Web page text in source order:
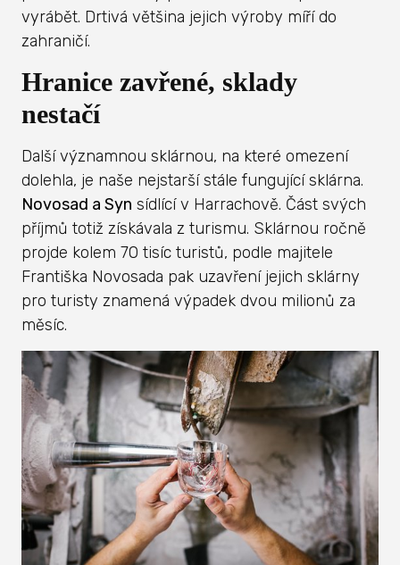
vyrábět. Drtivá většina jejich výroby míří do
zahraničí.
Hranice zavřené, sklady
nestačí
Další významnou sklárnou, na které omezení
dolehla, je naše nejstarší stále fungující sklárna.
Novosad a Syn sídlící v Harrachově. Část svých
příjmů totiž získávala z turismu. Sklárnou ročně
projde kolem 70 tisíc turistů, podle majitele
Františka Novosada pak uzavření jejich sklárny
pro turisty znamená výpadek dvou milionů za
měsíc.